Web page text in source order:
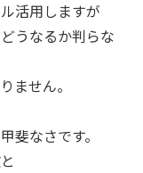
活用しますが
うなるか判らな
ません。
斐なさです。